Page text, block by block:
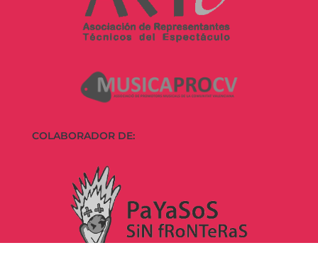
COLABORADOR DE: